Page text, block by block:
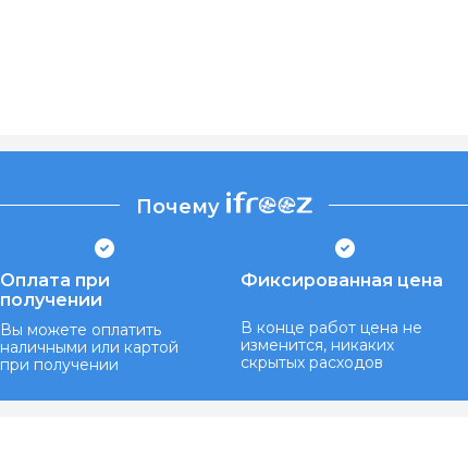
Почему
Оплата при
получении
Вы можете оплатить
наличными или картой
при получении
Фиксированная цена
В конце работ цена не
изменится, никаких
скрытых расходов